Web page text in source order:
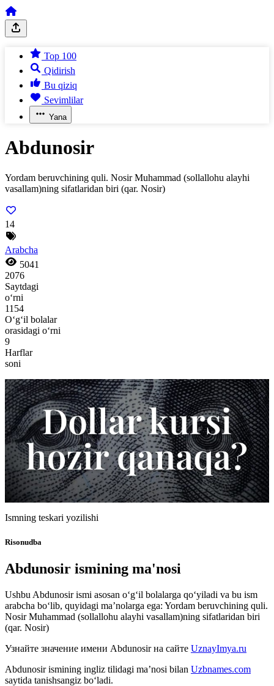
Top 100
Qidirish
Bu qiziq
Sevimlilar
Yana
Abdunosir
Yordam beruvchining quli. Nosir Muhammad (sollallohu alayhi
vasallam)ning sifatlaridan biri (qar. Nosir)
14
Arabcha
5041
2076
Saytdagi
o‘rni
1154
O‘g‘il bolalar
orasidagi o‘rni
9
Harflar
soni
Ismning teskari yozilishi
Risonudba
Abdunosir ismining ma'nosi
Ushbu Abdunosir ismi asosan o‘g‘il bolalarga qo‘yiladi va bu ism
arabcha bo‘lib, quyidagi ma’nolarga ega: Yordam beruvchining quli.
Nosir Muhammad (sollallohu alayhi vasallam)ning sifatlaridan biri
(qar. Nosir)
Узнайте значение имени Abdunosirна сайте UznayImya.ru
Abdunosirismining ingliz tilidagi ma’nosi bilan Uzbnames.com
saytida tanishsangiz bo‘ladi.